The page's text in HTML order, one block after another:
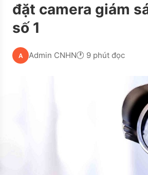
đặt camera giám
số 1
A Admin CNHN🕐 9 phút đọc